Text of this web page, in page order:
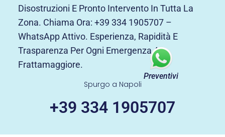
Disostruzioni E Pronto Intervento In Tutta La
Zona. Chiama Ora: +39 334 1905707 –
WhatsApp Attivo. Esperienza, Rapidità E
Trasparenza Per Ogni Emergenza A
Frattamaggiore.
Spurgo a Napoli
+39 334 1905707
Preventivi